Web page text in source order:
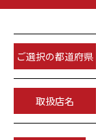
ご選択の都道府県
取扱店名